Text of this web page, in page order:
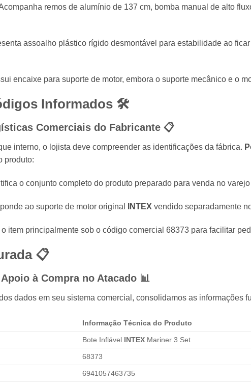
remos de alumínio de 137 cm, bomba manual de alto
assoalho plástico rígido desmontável para estabilidade ao
encaixe para suporte de motor, embora o suporte mecânico e o
Informados 🛠️
Comerciais do Fabricante 📋
interno, o lojista deve compreender as identificações da fábrica.
produto:
o conjunto completo do produto preparado para venda no
ao suporte de motor original INTEX vendido separadamente
item principalmente sob o código comercial 68373 para facilitar
📋
à Compra no Atacado 📊
dados em seu sistema comercial, consolidamos as informações
Informação Técnica do Produto
Bote Inflável INTEX Mariner 3 Set
68373
6941057463735